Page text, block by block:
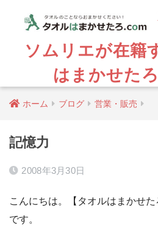
ソムリエが在籍
はまかせた
ホーム ブログ 営業・販売
記憶力
2008年3月30日
こんにちは。【タオルはまかせ
です。